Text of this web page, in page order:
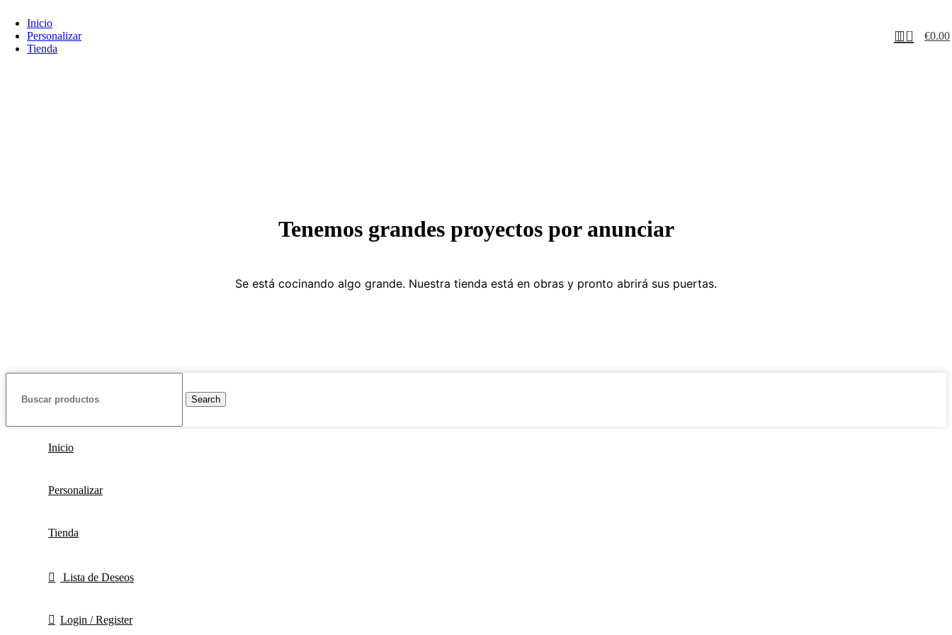
Inicio
Personalizar
Tienda
0 €0.00
Tenemos grandes proyectos por anunciar
Se está cocinando algo grande. Nuestra tienda está en obras y pronto abrirá sus puertas.
Search
Inicio
Personalizar
Tienda
Lista de Deseos
Login / Register